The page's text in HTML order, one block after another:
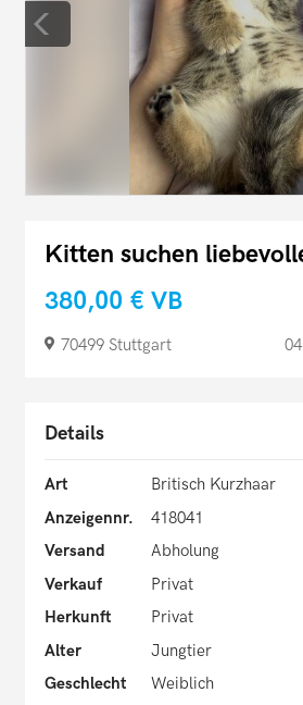
Kitten suchen
380,00 € VB
70499 Stuttgart
Details
Art
Britisch Kurzhaar
Anzeigennr.
418041
Versand
Abholung
Verkauf
Privat
Herkunft
Privat
Alter
Jungtier
Geschlecht
Weiblich